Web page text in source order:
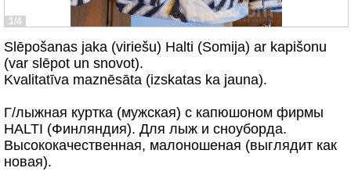
1/4
Slēpošanas jaka (viriešu) Halti (Somija) ar kapišonu
(var slēpot un snovot).
Kvalitatīva maznēsāta (izskatas ka jauna).
Г/лыжная куртка (мужская) с капюшоном фирмы
HALTI (Финляндия). Для лыж и сноуборда.
Высококачественная, малоношеная (выглядит как
новая).